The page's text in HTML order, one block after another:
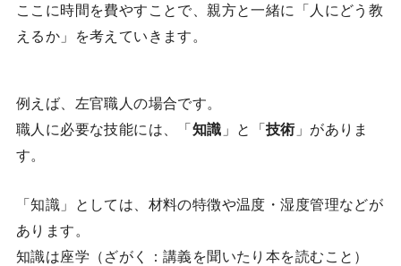
ここに時間を費やすことで、親方と一緒に「人にどう教
えるか」を考えていきます。
例えば、左官職人の場合です。
職人に必要な技能には、「知識 」と「技術 」がありま
す。
「知識」としては、材料の特徴や温度・湿度管理などが
あります。
知識は座学（ざがく：講義を聞いたり本を読むこと）